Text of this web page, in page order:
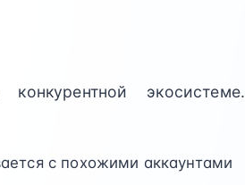
экосистеме.
с похожими аккаунтами